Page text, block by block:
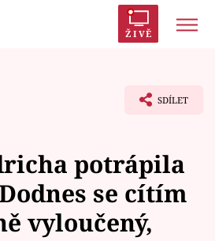
ŽIVĚ
SDÍLET
potrápila
se cítím
vyloučený,